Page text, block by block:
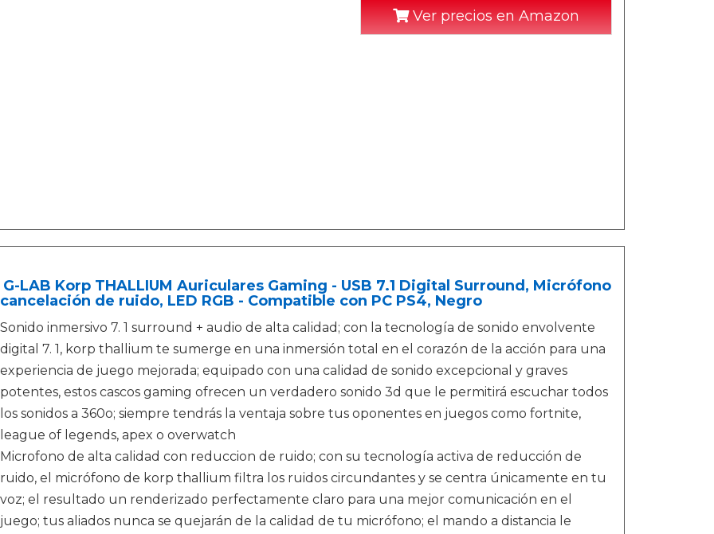
Ver precios en Amazon
G-LAB Korp THALLIUM Auriculares Gaming - USB 7.1 Digital Surround, Micrófono
de ruido, LED RGB - Compatible con PC PS4, Negro
Sonido inmersivo 7. 1 surround + audio de alta calidad; con la tecnología de sonido envolvente
digital 7. 1, korp thallium te sumerge en una inmersión total en el corazón de la acción para una
experiencia de juego mejorada; equipado con una calidad de sonido excepcional y graves
potentes, estos cascos gaming ofrecen un verdadero sonido 3d que le permitirá escuchar todos
los sonidos a 360o; siempre tendrás la ventaja sobre tus oponentes en juegos como fortnite,
league of legends, apex o overwatch
Microfono de alta calidad con reduccion de ruido; con su tecnología activa de reducción de
ruido, el micrófono de korp thallium filtra los ruidos circundantes y se centra únicamente en tu
voz; el resultado un renderizado perfectamente claro para una mejor comunicación en el
juego; tus aliados nunca se quejarán de la calidad de tu micrófono; el mando a distancia le